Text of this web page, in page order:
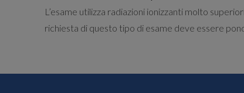
L’esame utilizza radiazioni ionizzanti molto
richiesta di questo tipo di esame deve essere